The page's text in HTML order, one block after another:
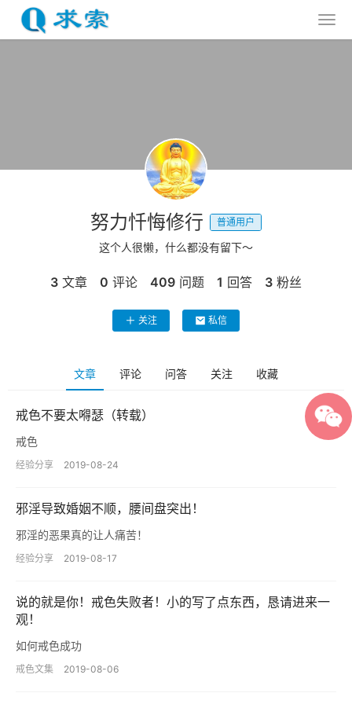
努力忏悔修行 普通用户
这个人很懒，什么都没有留下～
3 文章 0 评论 409 问题 1 回答 3 粉丝
关注 私信
文章 评论 问答 关注 收藏
戒色不要太嘚瑟（转载）
戒色
经验分享 2019-08-24
邪淫导致婚姻不顺，腰间盘突出！
邪淫的恶果真的让人痛苦！
经验分享 2019-08-17
说的就是你！戒色失败者！小的写了点东西，恳请进来一
观！
如何戒色成功
戒色文集 2019-08-06